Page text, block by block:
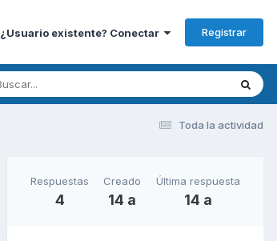
¿Usuario existente? Conectar Registrar
Toda la actividad
Respuestas
4
Creado
14 a
Última respuesta
14 a